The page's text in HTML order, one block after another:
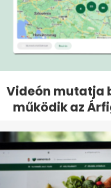
Videón mutatja
működik az